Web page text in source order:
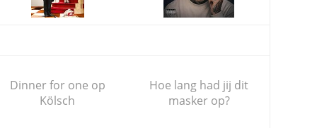
Dinner for one op
Kölsch
Hoe lang had jij dit
masker op?